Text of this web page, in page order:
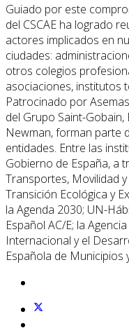
Guiado por este
del CSCAE ha logrado
actores implicados en
ciudades:
otros colegios
asociaciones, institutos
Patrocinado por
del Grupo Saint-Gobain,
Newman, forman parte
entidades. Entre las
Gobierno de España, a
Transportes, Movilidad
Transición Ecológica y
la Agenda 2030; UN-
Español AC/E; la
Internacional y el
Española de Municipios